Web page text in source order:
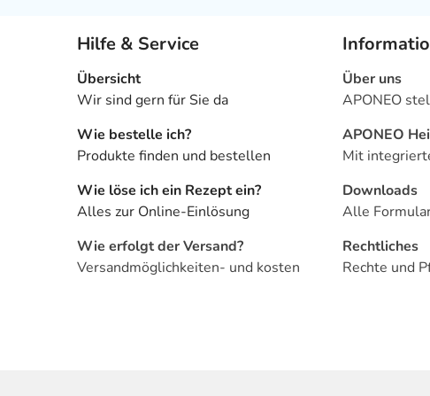
Hilfe & Service
Übersicht
Wir sind gern für Sie da
Wie bestelle ich?
Produkte finden und bestellen
Wie löse ich ein Rezept ein?
Alles zur Online-Einlösung
Wie erfolgt der Versand?
Versandmöglichkeiten- und kosten
Über uns
APONEO
APONEO
Mit
Downloads
Alle
Rechtliches
Rechte und